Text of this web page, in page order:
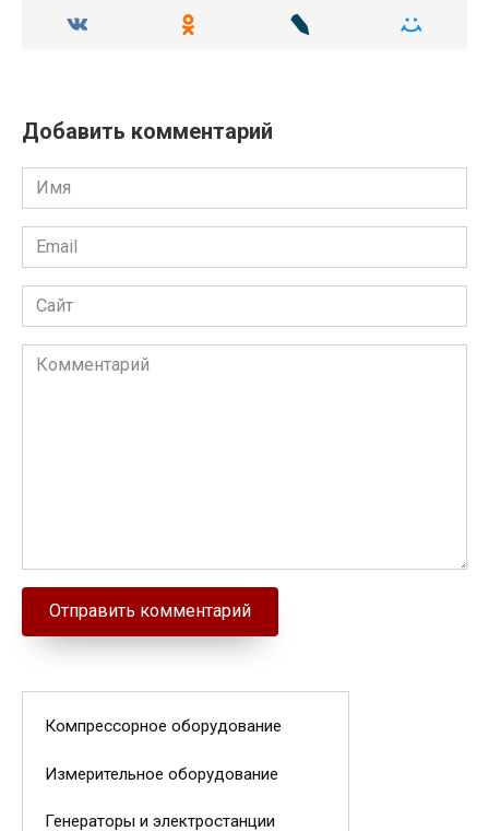
Добавить комментарий
Имя
Email
Сайт
Комментарий
Компрессорное оборудование
Измерительное оборудование
Генераторы и электростанции